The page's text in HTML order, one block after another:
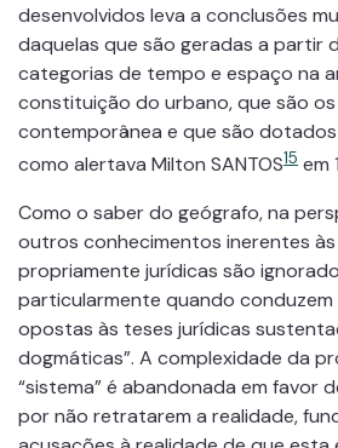
desenvolvidos leva a conclusões
daquelas que são geradas a partir
categorias de tempo e espaço na
constituição do urbano, que são
contemporânea e que são
como alertava Milton SANTOS15 em
Como o saber do geógrafo, na
outros conhecimentos inerentes
propriamente jurídicas são
particularmente quando conduzem
opostas às teses jurídicas
dogmáticas”. A complexidade da
“sistema” é abandonada em favor
por não retratarem a realidade,